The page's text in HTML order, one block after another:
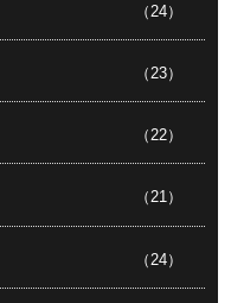
（24）
（23）
（22）
（21）
（24）